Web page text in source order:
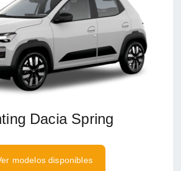
Dacia Spring
modelos disponibles